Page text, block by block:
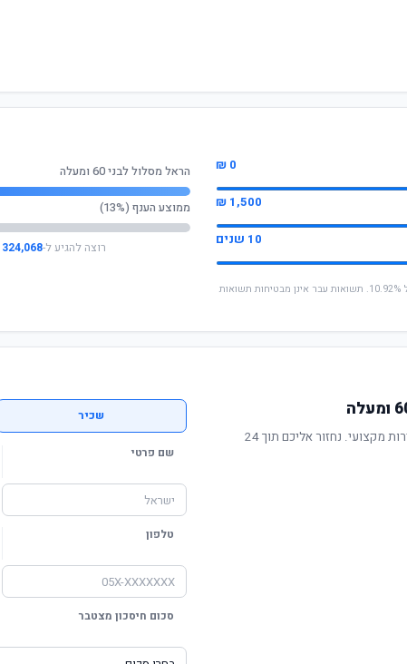
0 ₪
1,500 ₪
10 שנים
* החישוב מבוסס על תשואה שנתית ממוצעת של 10.92%. תשואות עבר אינן מבטיחות תשואות
הראל מסלול לבני 60 ומעלה
ממוצע הענף (13%)
רוצה להגיע ל-324,068 ₪
תשואה מוכחת, דמי ניהול תחרותיים ושירות מקצועי. נחזור אליכם תוך 24
שכיר
שם פרטי
טלפון
סכום חיסכון מצטבר